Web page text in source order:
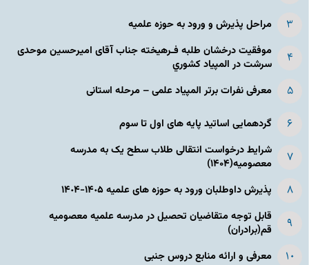
مراحل پذیرش و ورود به حوزه علمیه
موفقیت درخشان طلبه فـرهیخته جناب آقای امیرحسین موحدی
سرشت در المپياد كشوري
معرفی نفرات برتر المپیاد علمی – مرحله استانی
گردهمایی اساتید پایه های اول تا سوم
شرایط درخواست انتقالی طلاب سطح یک به مدرسه
معصومیه(۱۴۰۴)
پذیرش داوطلبان ورود به حوزه های علمیه ١۴٠۵-١۴٠۴
قابل توجه متقاضیان تحصیل در مدرسه علمیه معصومیه
قم(برادران)
معرفی و ارائه منابع دروس جنبی